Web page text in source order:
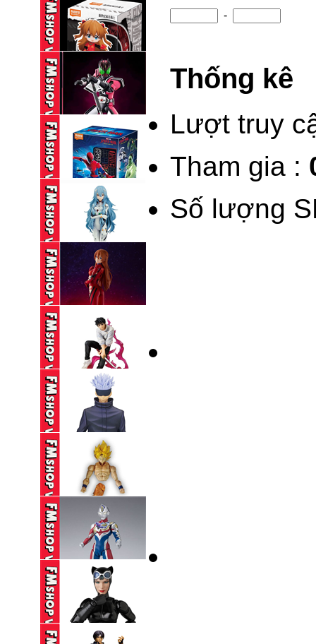
95,000 VND
BLINDBOX BLOKEES
KAMEN RIDER ...
195,000 VND
(NEW) BLINDBOX
BLOKEES DAALA ...
235,000 VND
BLOKEES LEGEND
KAMEN RIDER ...
690,000 VND
BLINDBOX BLOKEES
SPIDERMAN ...
195,000 VND
(NOBOX) POP UP
PARADE ...
590,000 VND
(NOBOX) SEGA SPM
EVANGELION ...
250,000 VND
(2ND) ICHIBAN KUJI
JUJUTSU ...
650,000 VND
(2ND) BANPRESTO
JUJUTSU KAISEN ...
390,000 VND
(THIẾU HÔNG+CHÂN,
THIẾU CHỐT ...
250,000 VND
(2ND,TRẦY) SHF
ULTRAMAN DECKER
...
-
Thống kê
Lượt truy
Tham gia :
Số lượng